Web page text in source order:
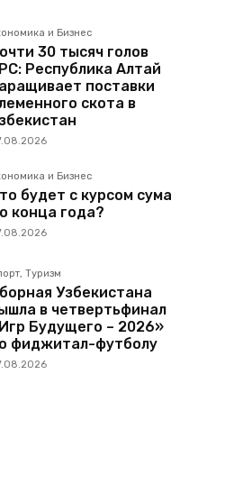
и Бизнес
30 тысяч голов
Республика Алтай
поставки
скота в
и Бизнес
будет с курсом сума
конца года?
Туризм
Узбекистана
в четвертьфинал
Будущего – 2026»
фиджитал-футболу